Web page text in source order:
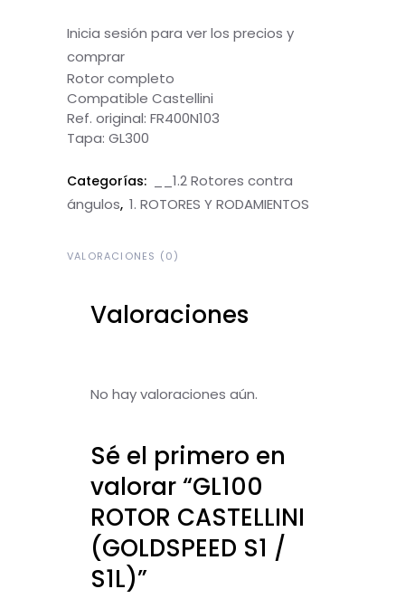
Inicia sesión para ver los precios y
comprar
Rotor completo
Compatible Castellini
Ref. original: FR400N103
Tapa: GL300
Categorías:
__1.2 Rotores contra
ángulos, 1. ROTORES Y RODAMIENTOS
VALORACIONES (0)
Valoraciones
No hay valoraciones aún.
Sé el primero en
valorar “GL100
ROTOR CASTELLINI
(GOLDSPEED S1 /
S1L)”